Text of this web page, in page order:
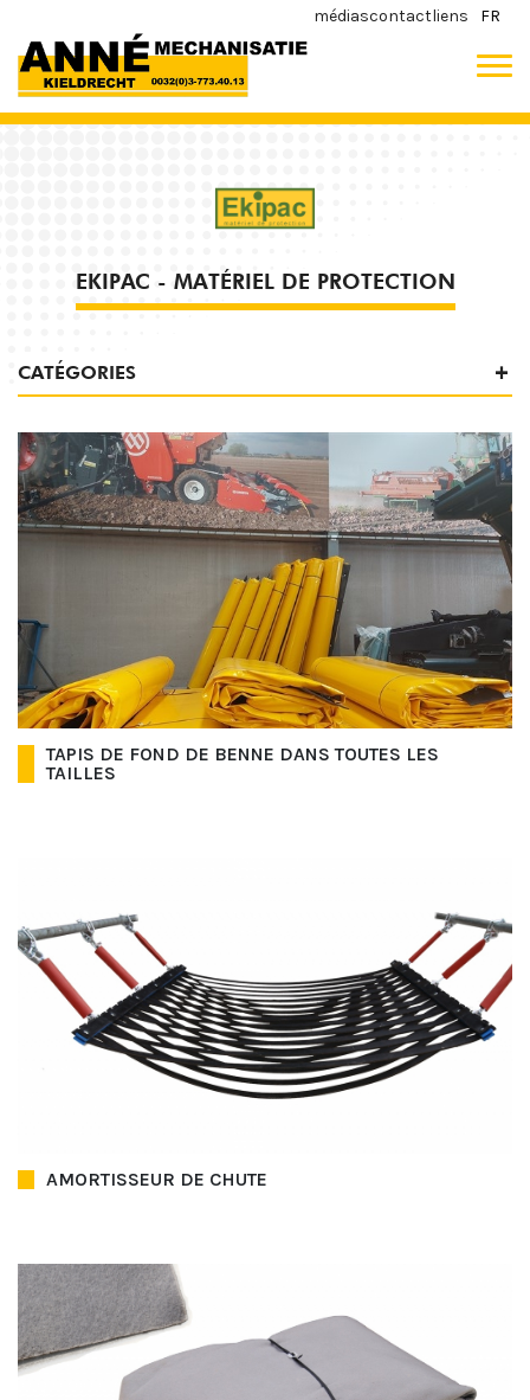
médiascontactliens FR
EKIPAC - MATÉRIEL DE PROTECTION
CATÉGORIES
TAPIS DE FOND DE BENNE DANS TOUTES LES
TAILLES
AMORTISSEUR DE CHUTE